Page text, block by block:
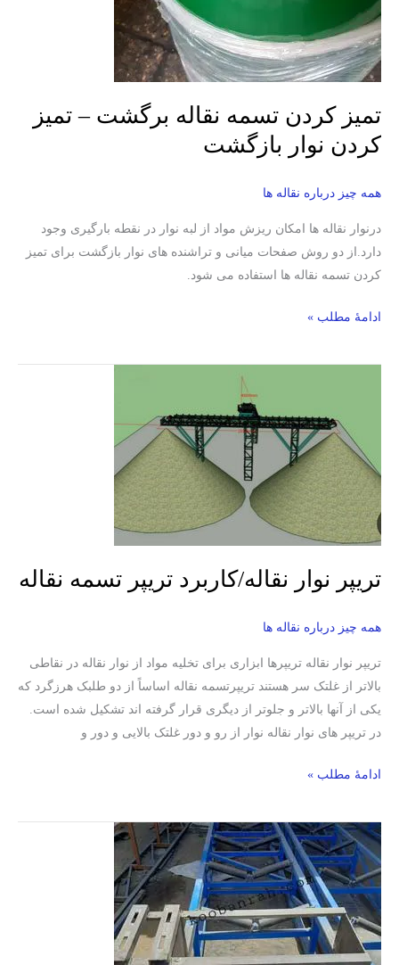
تمیز کردن تسمه نقاله برگشت – تمیز
کردن نوار بازگشت
همه چیز درباره نقاله ها
درنوار نقاله ها امکان ریزش مواد از لبه نوار در نقطه بارگیری وجود
دارد.از دو روش صفحات میانی و تراشنده های نوار بازگشت برای تمیز
کردن تسمه نقاله ها استفاده می شود.
ادامۀ مطلب »
تریپر نوار نقاله/کاربرد تریپر تسمه نقاله
همه چیز درباره نقاله ها
تریپر نوار نقاله تریپرها ابزاری برای تخلیه مواد از نوار نقاله در نقاطی
بالاتر از غلتک سر هستند تریپرتسمه نقاله اساساً از دو طلبک هرزگرد که
یکی از آنها بالاتر و جلوتر از دیگری قرار گرفته اند تشکیل شده است.
در تریپر های نوار نقاله نوار از رو و دور غلتک بالایی و دور و
کاربرد
تریپر
تسمه
نقاله
ادامۀ مطلب »
محرکه
تسمه
نقاله
بهترین
موقعیت